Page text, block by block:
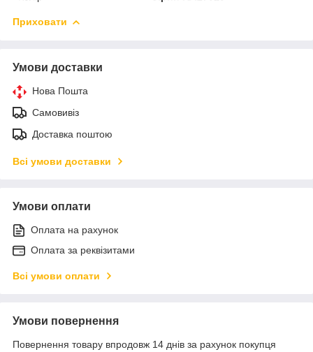
Приховати
Умови доставки
Нова Пошта
Самовивіз
Доставка поштою
Всі умови доставки
Умови оплати
Оплата на рахунок
Оплата за реквізитами
Всі умови оплати
Умови повернення
Повернення товару впродовж 14 днів за рахунок покупця